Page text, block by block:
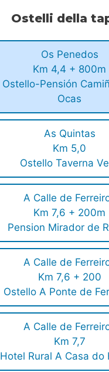
Ostelli della
Os Penedos
Km 4,4 + 800m
Ostello-Pensión
Ocas
As Quintas
Km 5,0
Ostello Taverna
A Calle de
Km 7,6 + 200m
Pension Mirador de
A Calle de
Km 7,6 + 200
Ostello A Ponte de
A Calle de
Km 7,7
Hotel Rural A Casa do